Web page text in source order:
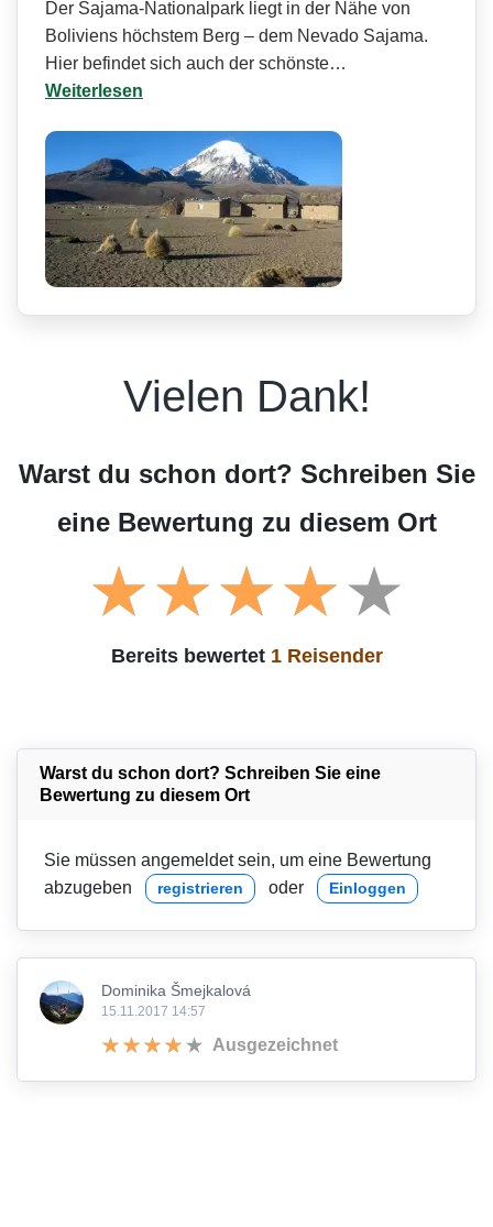
Der Sajama-Nationalpark liegt in der Nähe von
Boliviens höchstem Berg – dem Nevado Sajama.
Hier befindet sich auch der schönste…
Weiterlesen
Vielen Dank!
Warst du schon dort? Schreiben Sie
eine Bewertung zu diesem Ort
Bereits bewertet 1 Reisender
Warst du schon dort? Schreiben Sie eine
Bewertung zu diesem Ort
Sie müssen angemeldet sein, um eine Bewertung
abzugeben
registrieren oder Einloggen
Dominika Šmejkalová
15.11.2017 14:57
Ausgezeichnet